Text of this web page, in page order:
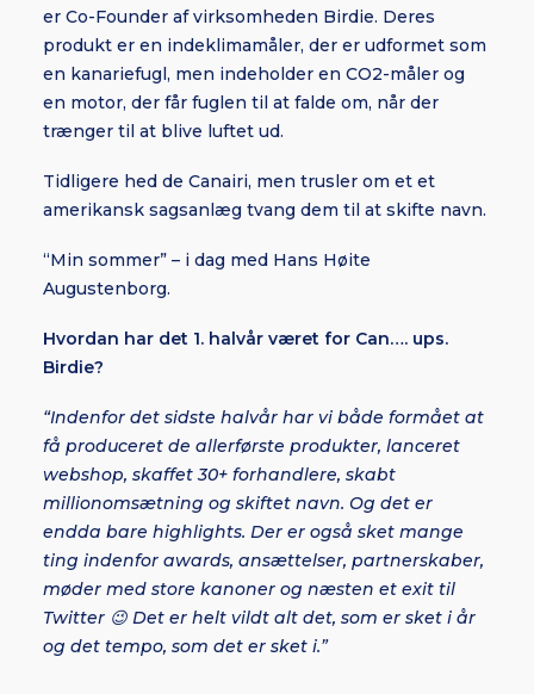
er Co-Founder af virksomheden Birdie. Deres
produkt er en indeklimamåler, der er udformet som
en kanariefugl, men indeholder en CO2-måler og
en motor, der får fuglen til at falde om, når der
trænger til at blive luftet ud.
Tidligere hed de Canairi, men trusler om et et
amerikansk sagsanlæg tvang dem til at skifte navn.
“Min sommer” – i dag med Hans Høite
Augustenborg.
Hvordan har det 1. halvår været for Can…. ups.
Birdie?
“Indenfor det sidste halvår har vi både formået at
få produceret de allerførste produkter, lanceret
webshop, skaffet 30+ forhandlere, skabt
millionomsætning og skiftet navn. Og det er
endda bare highlights. Der er også sket mange
ting indenfor awards, ansættelser, partnerskaber,
møder med store kanoner og næsten et exit til
Twitter 😉 Det er helt vildt alt det, som er sket i år
og det tempo, som det er sket i.”